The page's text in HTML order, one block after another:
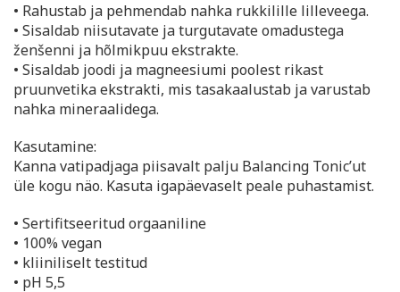
• Rahustab ja pehmendab nahka rukkilille lilleveega.
• Sisaldab niisutavate ja turgutavate omadustega
ženšenni ja hõlmikpuu ekstrakte.
• Sisaldab joodi ja magneesiumi poolest rikast
pruunvetika ekstrakti, mis tasakaalustab ja varustab
nahka mineraalidega.
Kasutamine:
Kanna vatipadjaga piisavalt palju Balancing Tonic’ut
üle kogu näo. Kasuta igapäevaselt peale puhastamist.
• Sertifitseeritud orgaaniline
• 100% vegan
• kliiniliselt testitud
• pH 5,5